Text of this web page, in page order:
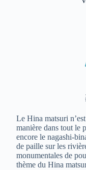
Le Hina matsuri
manière dans tout le
encore le nagashi-
de paille sur les
monumentales de
thème du Hina